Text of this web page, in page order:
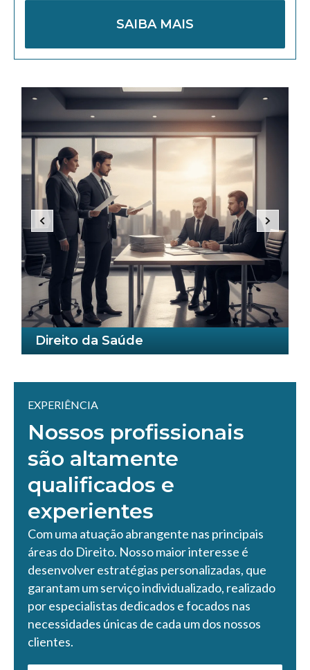
SAIBA MAIS
Direito da Saúde
EXPERIÊNCIA
Nossos profissionais
são altamente
qualificados e
experientes
Com uma atuação abrangente nas principais
áreas do Direito. Nosso maior interesse é
desenvolver estratégias personalizadas, que
garantam um serviço individualizado, realizado
por especialistas dedicados e focados nas
necessidades únicas de cada um dos nossos
clientes.